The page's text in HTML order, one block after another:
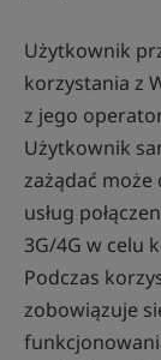
Użytkownik
korzystania z
z jego
Użytkownik
zażądać
usług
3G/4G w celu
Podczas
zobowiązuje